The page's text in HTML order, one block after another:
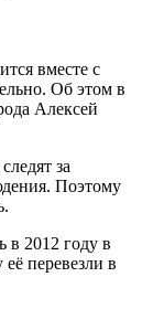
вместе с
Об этом в
Алексей
за
Поэтому
в 2012 году в
перевезли в